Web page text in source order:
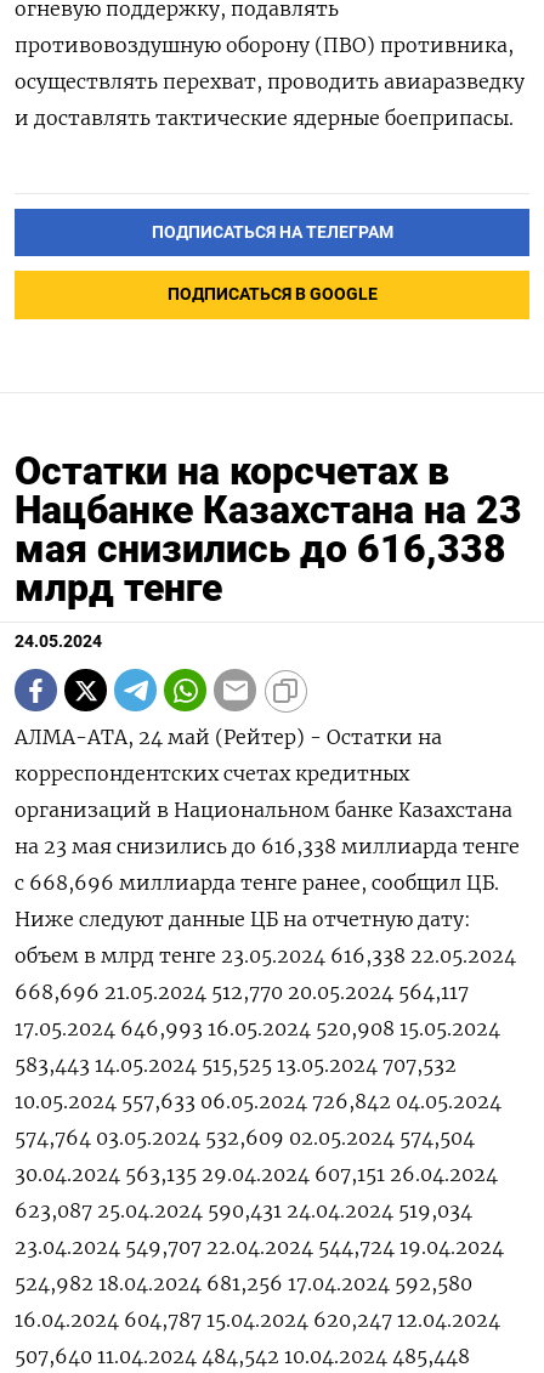
огневую поддержку, подавлять
противовоздушную оборону (ПВО) противника,
осуществлять перехват, проводить авиаразведку
и доставлять тактические ядерные боеприпасы.
ПОДПИСАТЬСЯ НА ТЕЛЕГРАМ
ПОДПИСАТЬСЯ В GOOGLE
Остатки на корсчетах в
Нацбанке Казахстана на 23
мая снизились до 616,338
млрд тенге
24.05.2024
АЛМА-АТА, 24 май (Рейтер) - Остатки на
корреспондентских счетах кредитных
организаций в Национальном банке Казахстана
на 23 мая снизились до 616,338 миллиарда тенге
с 668,696 миллиарда тенге ранее, сообщил ЦБ.
Ниже следуют данные ЦБ на отчетную дату:
объем в млрд тенге 23.05.2024 616,338 22.05.2024
668,696 21.05.2024 512,770 20.05.2024 564,117
17.05.2024 646,993 16.05.2024 520,908 15.05.2024
583,443 14.05.2024 515,525 13.05.2024 707,532
10.05.2024 557,633 06.05.2024 726,842 04.05.2024
574,764 03.05.2024 532,609 02.05.2024 574,504
30.04.2024 563,135 29.04.2024 607,151 26.04.2024
623,087 25.04.2024 590,431 24.04.2024 519,034
23.04.2024 549,707 22.04.2024 544,724 19.04.2024
524,982 18.04.2024 681,256 17.04.2024 592,580
16.04.2024 604,787 15.04.2024 620,247 12.04.2024
507,640 11.04.2024 484,542 10.04.2024 485,448